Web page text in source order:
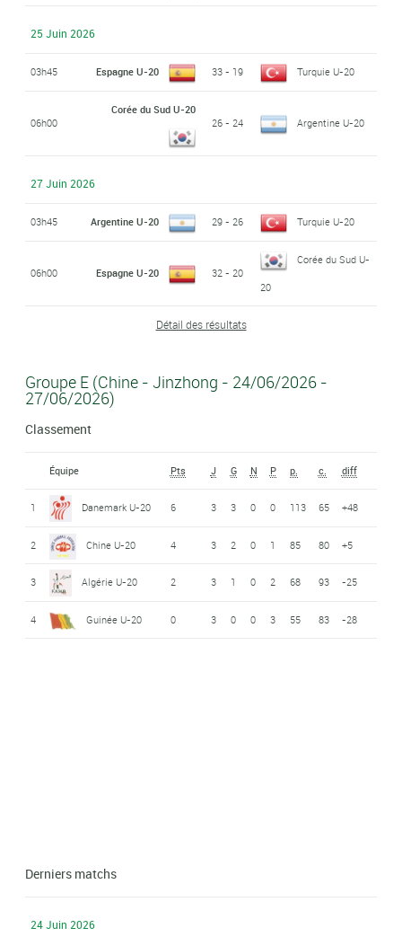
25 Juin 2026
03h45 Espagne U-20 33 - 19 Turquie U-20
06h00
Corée du Sud U-20
26 - 24
Argentine U-20
27 Juin 2026
03h45 Argentine U-20 29 - 26 Turquie U-20
06h00 Espagne U-20 32 - 20
Corée du Sud U-
20
Détail des résultats
Groupe E (Chine - Jinzhong - 24/06/2026 -
27/06/2026)
Classement
Équipe Pts J G N P p. c. diff
1 Danemark U-20 6 3 3 0 0 113 65 +48
2 Chine U-20 4 3 2 0 1 85 80 +5
3 Algérie U-20 2 3 1 0 2 68 93 -25
4 Guinée U-20 0 3 0 0 3 55 83 -28
Derniers matchs
24 Juin 2026